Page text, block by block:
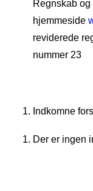
Regnskab
hjemmeside
reviderede
nummer 23
Indkomne
Der er ingen